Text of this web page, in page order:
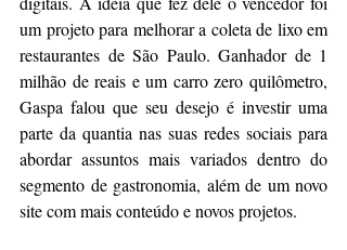
um projeto para melhorar a coleta de lixo em
restaurantes de São Paulo. Ganhador de 1
milhão de reais e um carro zero quilômetro,
Gaspa falou que seu desejo é investir uma
parte da quantia nas suas redes sociais para
abordar assuntos mais variados dentro do
segmento de gastronomia, além de um novo
site com mais conteúdo e novos projetos.